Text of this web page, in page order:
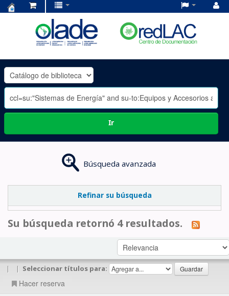
OLADE
-
Ir
Búsqueda avanzada
Refinar su búsqueda
Su búsqueda retornó 4 resultados.
| | Seleccionar títulos para:
Hacer reserva